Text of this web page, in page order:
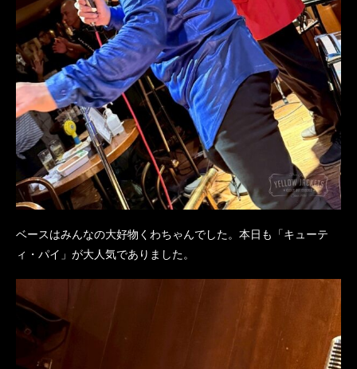
ベースはみんなの大好物くわちゃんでした。本日も「キューテ
ィ・パイ」が大人気でありました。